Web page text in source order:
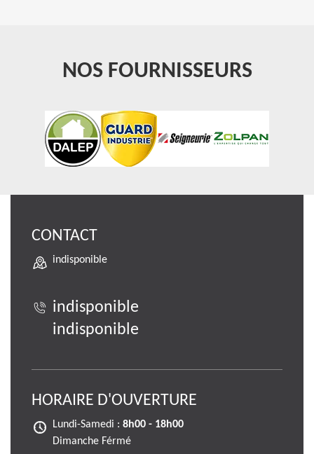
NOS FOURNISSEURS
CONTACT
indisponible
indisponible
indisponible
HORAIRE D'OUVERTURE
Lundi-Samedi : 8h00 - 18h00
Dimanche Férmé